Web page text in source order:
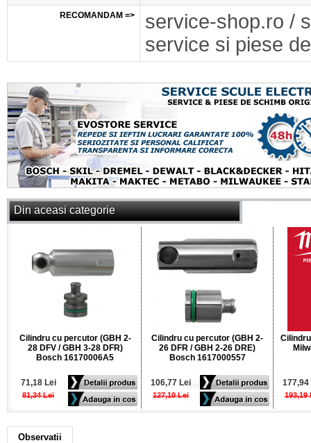
RECOMANDAM =>
service-shop.ro /
service si piese
Din aceasi categorie
Cilindru cu percutor (GBH 2-
28 DFV / GBH 3-28 DFR)
Bosch 16170006A5
71,18 Lei
81,34 Lei
Cilindru cu percutor (GBH 2-
26 DFR / GBH 2-26 DRE)
Bosch 1617000557
106,77 Lei
127,10 Lei
177,94
193,19
Observatii